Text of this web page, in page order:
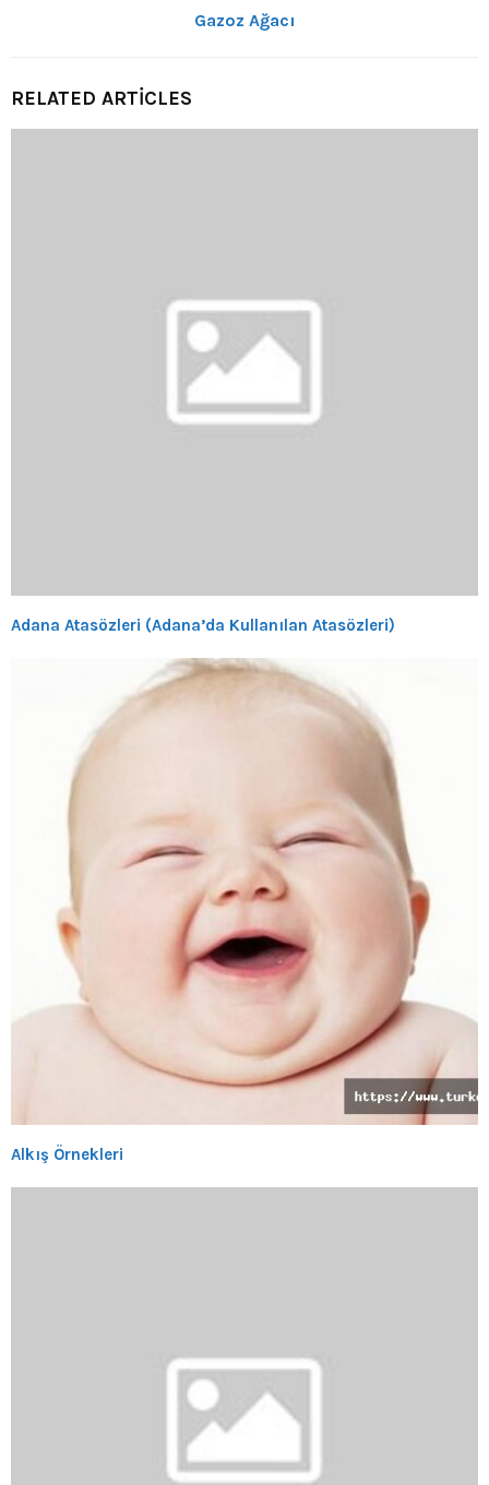
Gazoz Ağacı
RELATED ARTICLES
Adana Atasözleri (Adana’da Kullanılan Atasözleri)
Alkış Örnekleri